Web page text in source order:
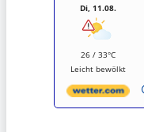
Di, 11.08.
26 / 33°C
Leicht bewölkt